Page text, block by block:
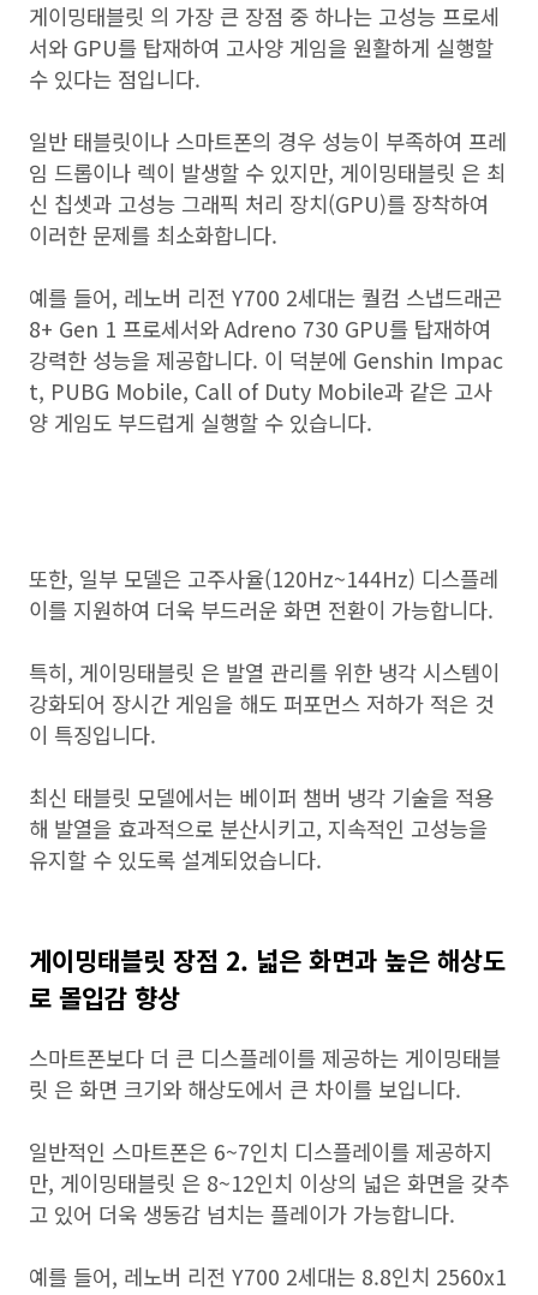
게이밍태블릿 의 가장 큰 장점 중 하나는 고성능 프로세
서와 GPU를 탑재하여 고사양 게임을 원활하게 실행할
수 있다는 점입니다.
일반 태블릿이나 스마트폰의 경우 성능이 부족하여 프레
임 드롭이나 렉이 발생할 수 있지만, 게이밍태블릿 은 최
신 칩셋과 고성능 그래픽 처리 장치(GPU)를 장착하여
이러한 문제를 최소화합니다.
예를 들어, 레노버 리전 Y700 2세대는 퀄컴 스냅드래곤
8+ Gen 1 프로세서와 Adreno 730 GPU를 탑재하여
강력한 성능을 제공합니다. 이 덕분에 Genshin Impac
t, PUBG Mobile, Call of Duty Mobile과 같은 고사
양 게임도 부드럽게 실행할 수 있습니다.
또한, 일부 모델은 고주사율(120Hz~144Hz) 디스플레
이를 지원하여 더욱 부드러운 화면 전환이 가능합니다.
특히, 게이밍태블릿 은 발열 관리를 위한 냉각 시스템이
강화되어 장시간 게임을 해도 퍼포먼스 저하가 적은 것
이 특징입니다.
최신 태블릿 모델에서는 베이퍼 챔버 냉각 기술을 적용
해 발열을 효과적으로 분산시키고, 지속적인 고성능을
유지할 수 있도록 설계되었습니다.
게이밍태블릿 장점 2. 넓은 화면과 높은 해상도
로 몰입감 향상
스마트폰보다 더 큰 디스플레이를 제공하는 게이밍태블
릿 은 화면 크기와 해상도에서 큰 차이를 보입니다.
일반적인 스마트폰은 6~7인치 디스플레이를 제공하지
만, 게이밍태블릿 은 8~12인치 이상의 넓은 화면을 갖추
고 있어 더욱 생동감 넘치는 플레이가 가능합니다.
예를 들어, 레노버 리전 Y700 2세대는 8.8인치 2560x1